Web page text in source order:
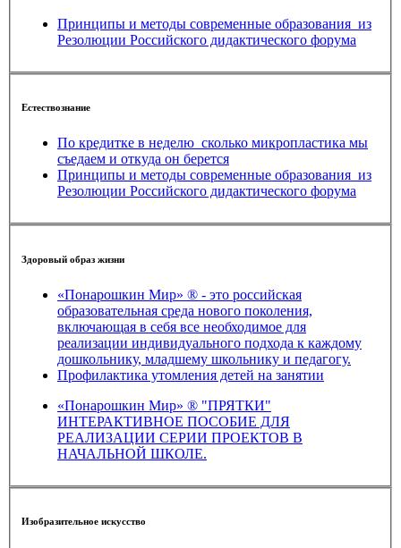
Принципы и методы современные образования_из
Резолюции Российского дидактического форума
Естествознание
По кредитке в неделю_сколько микропластика мы
съедаем и откуда он берется
Принципы и методы современные образования_из
Резолюции Российского дидактического форума
Здоровый образ жизни
«Понарошкин Мир» ® - это российская
образовательная среда нового поколения,
включающая в себя все необходимое для
реализации индивидуального подхода к каждому
дошкольнику, младшему школьнику и педагогу.
Профилактика утомления детей на занятии
«Понарошкин Мир» ® "ПРЯТКИ"
ИНТЕРАКТИВНОЕ ПОСОБИЕ ДЛЯ
РЕАЛИЗАЦИИ СЕРИИ ПРОЕКТОВ В
НАЧАЛЬНОЙ ШКОЛЕ.
Изобразительное искусство